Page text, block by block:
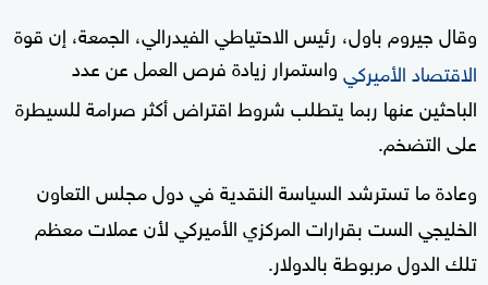
وقال جيروم باول، رئيس الاحتياطي الفيدرالي، الجمعة، إن قوة
الاقتصاد الأميركيواستمرار زيادة فرص العمل عن عدد
الباحثين عنها ربما يتطلب شروط اقتراض أكثر صرامة للسيطرة
على التضخم.
وعادة ما تسترشد السياسة النقدية في دول مجلس التعاون
الخليجي الست بقرارات المركزي الأميركي لأن عملات معظم
تلك الدول مربوطة بالدولار.